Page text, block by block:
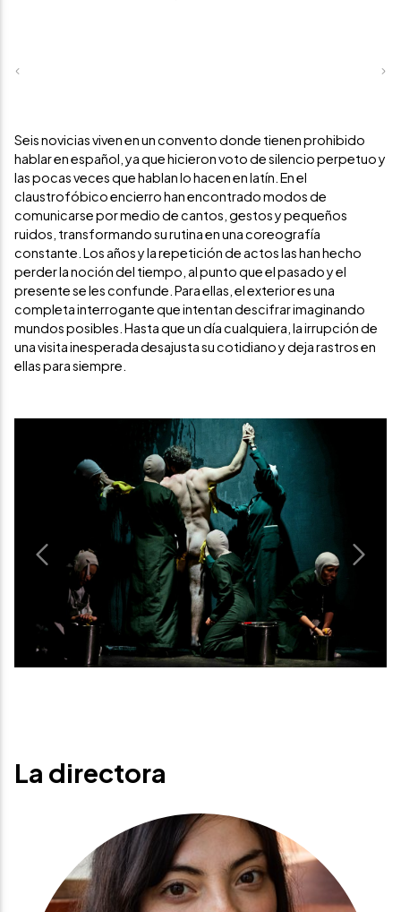
Previous
Seis novicias viven en un convento donde tienen prohibido
hablar en español, ya que hicieron voto de silencio perpetuo y
las pocas veces que hablan lo hacen en latín. En el
claustrofóbico encierro han encontrado modos de
comunicarse por medio de cantos, gestos y pequeños
ruidos, transformando su rutina en una coreografía
constante. Los años y la repetición de actos las han hecho
perder la noción del tiempo, al punto que el pasado y el
presente se les confunde. Para ellas, el exterior es una
completa interrogante que intentan descifrar imaginando
mundos posibles. Hasta que un día cualquiera, la irrupción de
una visita inesperada desajusta su cotidiano y deja rastros en
ellas para siempre.
Previous Next
La directora